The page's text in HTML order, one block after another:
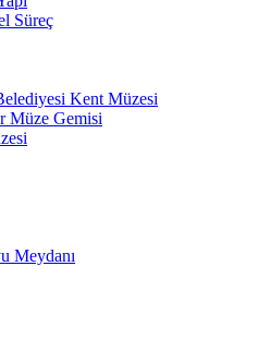
Süreç
Kent Müzesi
Müze Gemisi
Meydanı